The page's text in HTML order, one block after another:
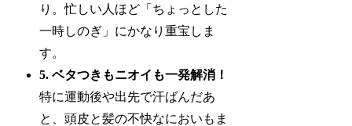
り。忙しい人ほど「ちょっとした
一時しのぎ」にかなり重宝しま
す。
5. ベタつきもニオイも一発解消！
特に運動後や出先で汗ばんだあ
と、頭皮と髪の不快なにおいもま